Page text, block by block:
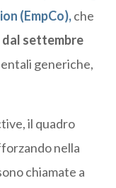
(EmpCo),che
dal settembre
generiche,
il quadro
nella
chiamate a